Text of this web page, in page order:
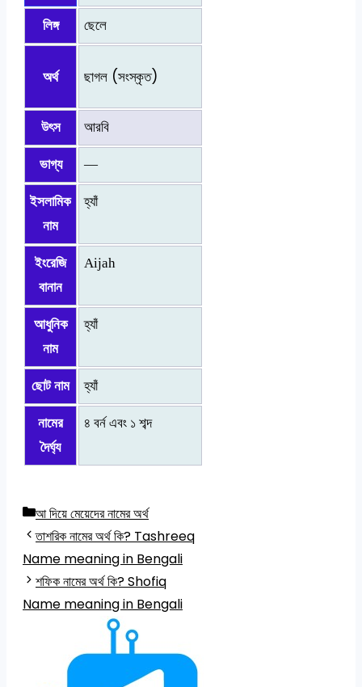
লিঙ্গ ছেলে
অর্থ ছাগল (সংস্কৃত)
উৎস আরবি
ভাগ্য —
ইসলামিক
নাম
হ্যাঁ
ইংরেজি
বানান
Aijah
আধুনিক
নাম
হ্যাঁ
ছোট নাম হ্যাঁ
নামের
দৈর্ঘ্য
৪ বর্ন এবং ১ শব্দ
Categories
আ দিয়ে মেয়েদের নামের অর্থ
তাশরিক নামের অর্থ কি? Tashreeq
Name meaning in Bengali
শফিক নামের অর্থ কি? Shofiq
Name meaning in Bengali